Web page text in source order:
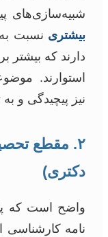
شبیه‌سازی‌های
بیشتری نسبت
دارند که بیشتر
استوارند.
نیز پیچیدگی و
۲. مقطع
دکتری)
واضح است که
نامه کارشناسی